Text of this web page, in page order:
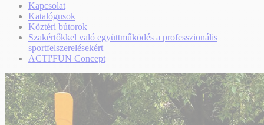
Kapcsolat
Katalógusok
Köztéri bútorok
Szakértőkkel való együttműködés a professzionális
sportfelszerelésekért
ACTI'FUN Concept